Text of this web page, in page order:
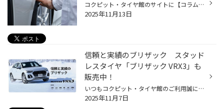
コクピット・タイヤ館のサイトに【コラム】があるのはご存知でしょうか。 みなさんのおクルマのお悩みやタイヤに関するコラム記事を掲載しております。 この度は、『オイル交換』や『バッテリー』などのおクルマのメンテナンス、 スタッドレスに関連するコラム記事を掲載いたしました。 点検や交換...
2025年11月13日
信頼と実績のブリザック スタッド
レスタイヤ「ブリザック VRX3」も
販売中！
いつもコクピット・タイヤ館のご利用誠にありがとうございます。 今回は、長年にわたりブリザックブランドを牽引してきた、まさに信頼と実績のブリザックを 体現しているといっても過言ではない、「BLIZZAK VRX3」についてご紹介いたします。 選ばれ続けるための3つの向上性能 長年、ブリヂストンの...
2025年11月7日